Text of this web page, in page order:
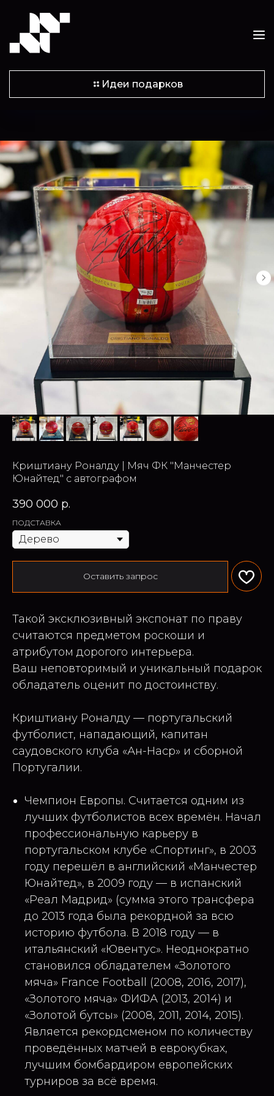
Идеи подарков
Криштиану Роналду | Мяч ФК "Манчестер
Юнайтед" с автографом
390 000 р.
ПОДСТАВКА
Оставить запрос
Такой эксклюзивный экспонат по праву
считаются предметом роскоши и
атрибутом дорогого интерьера.
Ваш неповторимый и уникальный подарок
обладатель оценит по достоинству.
Криштиану Роналду — португальский
футболист, нападающий, капитан
саудовского клуба «Ан-Наср» и сборной
Португалии.
Чемпион Европы. Считается одним из
лучших футболистов всех времён. Начал
профессиональную карьеру в
португальском клубе «Спортинг», в 2003
году перешёл в английский «Манчестер
Юнайтед», в 2009 году — в испанский
«Реал Мадрид» (сумма этого трансфера
до 2013 года была рекордной за всю
историю футбола. В 2018 году — в
итальянский «Ювентус». Неоднократно
становился обладателем «Золотого
мяча» France Football (2008, 2016, 2017),
«Золотого мяча» ФИФА (2013, 2014) и
«Золотой бутсы» (2008, 2011, 2014, 2015).
Является рекордсменом по количеству
проведённых матчей в еврокубках,
лучшим бомбардиром европейских
турниров за всё время.